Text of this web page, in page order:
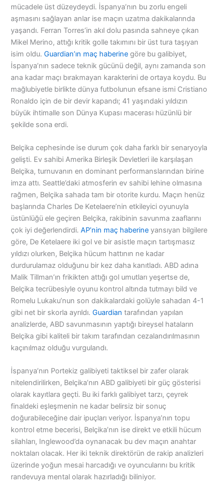
mücadele üst düzeydeydi. İspanya’nın bu zorlu engeli
aşmasını sağlayan anlar ise maçın uzatma dakikalarında
yaşandı. Ferran Torres’in akıl dolu pasında sahneye çıkan
Mikel Merino, attığı kritik golle takımını bir üst tura taşıyan
isim oldu.Guardian’ın maç haberine göre bu galibiyet,
İspanya’nın sadece teknik gücünü değil, aynı zamanda son
ana kadar maçı bırakmayan karakterini de ortaya koydu. Bu
mağlubiyetle birlikte dünya futbolunun efsane ismi Cristiano
Ronaldo için de bir devir kapandı; 41 yaşındaki yıldızın
büyük ihtimalle son Dünya Kupası macerası hüzünlü bir
şekilde sona erdi.
Belçika cephesinde ise durum çok daha farklı bir senaryoyla
gelişti. Ev sahibi Amerika Birleşik Devletleri ile karşılaşan
Belçika, turnuvanın en dominant performanslarından birine
imza attı. Seattle’daki atmosferin ev sahibi lehine olmasına
rağmen, Belçika sahada tam bir otorite kurdu. Maçın henüz
başlarında Charles De Ketelaere’nin etkileyici oyunuyla
üstünlüğü ele geçiren Belçika, rakibinin savunma zaaflarını
çok iyi değerlendirdi.AP’nin maç haberine yansıyan bilgilere
göre, De Ketelaere iki gol ve bir asistle maçın tartışmasız
yıldızı olurken, Belçika hücum hattının ne kadar
durdurulamaz olduğunu bir kez daha kanıtladı. ABD adına
Malik Tillman’ın frikikten attığı gol umutları yeşertse de,
Belçika tecrübesiyle oyunu kontrol altında tutmayı bild ve
Romelu Lukaku’nun son dakikalardaki golüyle sahadan 4-1
gibi net bir skorla ayrıldı.Guardian tarafından yapılan
analizlerde, ABD savunmasının yaptığı bireysel hataların
Belçika gibi kaliteli bir takım tarafından cezalandırılmasının
kaçınılmaz olduğu vurgulandı.
İspanya’nın Portekiz galibiyeti taktiksel bir zafer olarak
nitelendirilirken, Belçika’nın ABD galibiyeti bir güç gösterisi
olarak kayıtlara geçti. Bu iki farklı galibiyet tarzı, çeyrek
finaldeki eşleşmenin ne kadar belirsiz bir sonuç
doğurabileceğine dair ipuçları veriyor. İspanya’nın topu
kontrol etme becerisi, Belçika’nın ise direkt ve etkili hücum
silahları, Inglewood’da oynanacak bu dev maçın anahtar
noktaları olacak. Her iki teknik direktörün de rakip analizleri
üzerinde yoğun mesai harcadığı ve oyuncularını bu kritik
randevuya mental olarak hazırladığı biliniyor.